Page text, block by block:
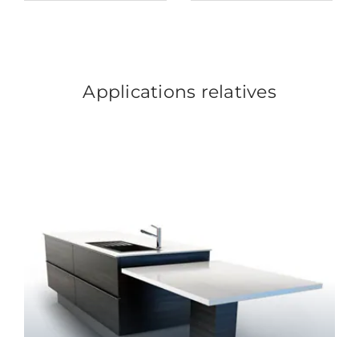
Applications relatives